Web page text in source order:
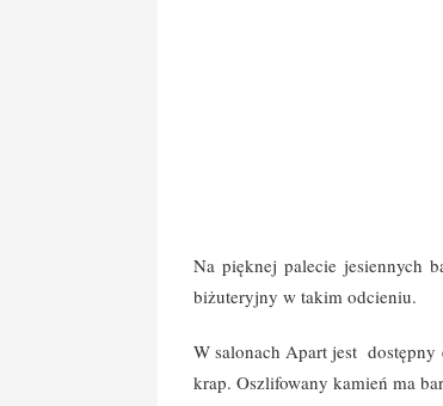
Na pięknej palecie jesiennych
biżuteryjny w takim odcieniu.
W salonach Apart jest dostępny
krap. Oszlifowany kamień ma